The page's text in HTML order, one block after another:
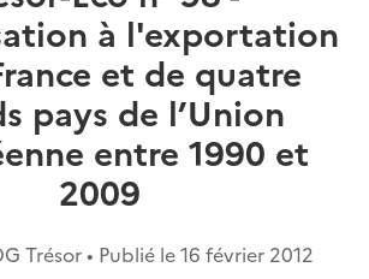
à l'exportation
et de quatre
pays de l’Union
entre 1990 et
2009
Trésor • Publié le16 février 2012